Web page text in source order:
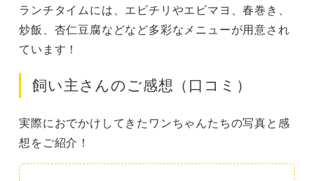
ランチタイムには、エビチリやエビマヨ、春巻き、
炒飯、杏仁豆腐などなど多彩なメニューが用意され
ています！
飼い主さんのご感想（口コミ）
実際におでかけしてきたワンちゃんたちの写真と感
想をご紹介！